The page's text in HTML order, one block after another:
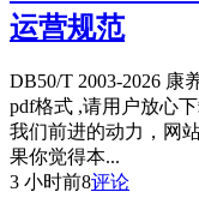
运营规范
DB50/T 2003-2026 康
pdf格式 ,请用户放心
我们前进的动力，网
果你觉得本...
3 小时前8评论